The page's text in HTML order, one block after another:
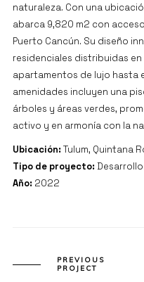
naturaleza. Con una
abarca 9,820 m2 con
Puerto Cancún. Su diseño
residenciales distribuidas
apartamentos de lujo hasta
amenidades incluyen una
árboles y áreas verdes,
activo y en armonía con la
Ubicación:Tulum, Quintana
Tipo de proyecto:Desarrollo
Año:2022
PREVIOUS
PROJECT